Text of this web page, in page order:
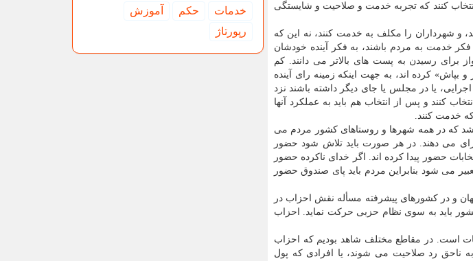
کنند که تجربه خدمت و صلاحیت و شایستگی
و شهرداران را مکلف به خدمت کنند، نه این که
خدمت به مردم باشند، به فکر آینده خودشان
برای رسیدن به پست های بالاتر می دانند. کم
و بپاش» کرده اند، به جهت اینکه زمینه رای آینده
یا در مجلس یا جای دیگر داشته باشند نزد
کنند و پس از انتخاب هم باید به عملکرد آنها
که خدمت کنند.
که در همه شهرها و روستاهای کشور مردم می
رای می دهند. در هر صورت باید تلاش شود حضور
حضور پیدا کرده اند. اگر خدای ناکرده حضور
می شود بنابراین مردم باید پای صندوق حضور
و در کشورهای پیشرفته مسأله نقش احزاب در
باید به سوی نظام حزبی حرکت نماید. احزاب
است. در مقاطع مختلف شاهد بودیم که احزاب
ناحق رد صلاحیت می شوند، یا افرادی که پول
خدمات
حكم
آموزش
رپورتاژ